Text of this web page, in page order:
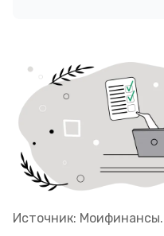
Источник: